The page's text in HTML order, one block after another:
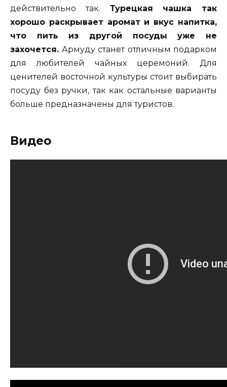
действительно так. Турецкая чашка так
хорошо раскрывает аромат и вкус напитка,
что пить из другой посуды уже не
захочется. Армуду станет отличным подарком
для любителей чайных церемоний. Для
ценителей восточной культуры стоит выбирать
посуду без ручки, так как остальные варианты
больше предназначены для туристов.
Видео